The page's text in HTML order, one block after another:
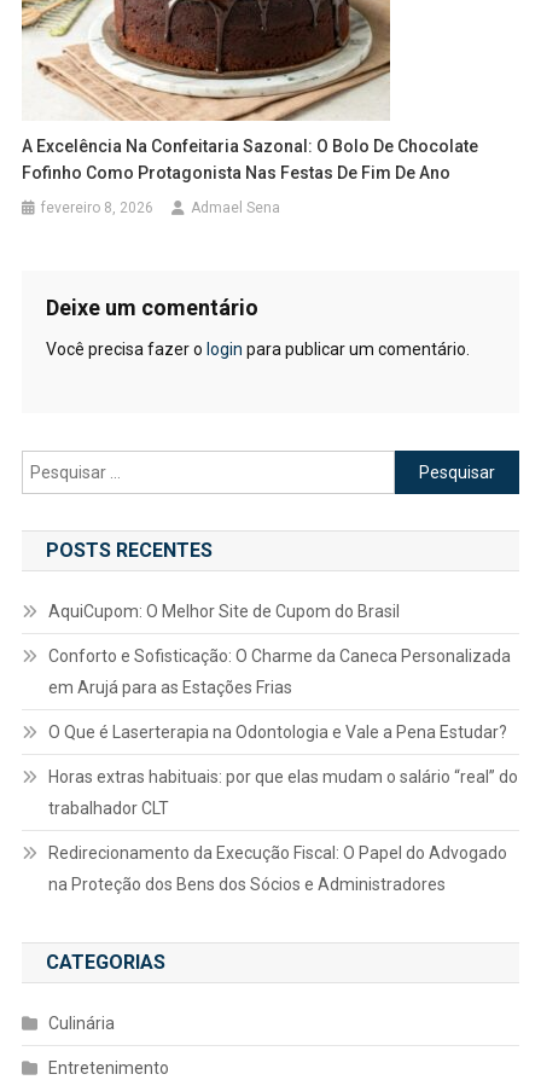
A Excelência Na Confeitaria Sazonal: O Bolo De Chocolate
Fofinho Como Protagonista Nas Festas De Fim De Ano
fevereiro 8, 2026 Admael Sena
Deixe um comentário
Você precisa fazer o login para publicar um comentário.
Pesquisar
por:
POSTS RECENTES
AquiCupom: O Melhor Site de Cupom do Brasil
Conforto e Sofisticação: O Charme da Caneca Personalizada
em Arujá para as Estações Frias
O Que é Laserterapia na Odontologia e Vale a Pena Estudar?
Horas extras habituais: por que elas mudam o salário “real” do
trabalhador CLT
Redirecionamento da Execução Fiscal: O Papel do Advogado
na Proteção dos Bens dos Sócios e Administradores
CATEGORIAS
Culinária
Entretenimento